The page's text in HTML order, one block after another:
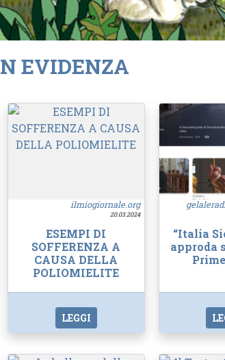
EVIDENZA
ilmiogiornale.org
20.03.2024
ESEMPI DI
SOFFERENZA A
CAUSA DELLA
POLIOMIELITE
LEGGI
“Italia
approda